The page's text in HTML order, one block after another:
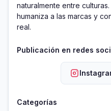
naturalmente entre
humaniza a las marcas y
real.
Publicación en redes
Categorías